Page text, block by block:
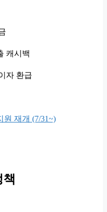
캐시백
자 환급
원 재개 (7/31~)
책